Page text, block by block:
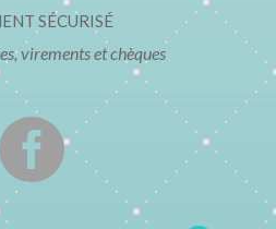
SÉCURISÉ
virements et chèques
